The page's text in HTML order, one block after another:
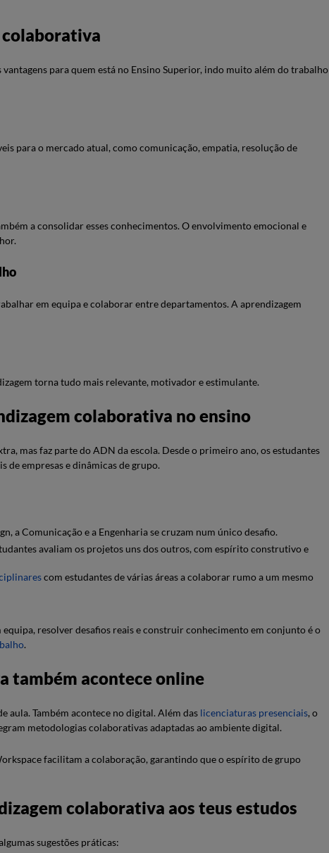
colaborativa
para quem está no Ensino Superior, indo muito além do trabalho
para o mercado atual, como comunicação, empatia, resolução de
a consolidar esses conhecimentos. O envolvimento emocional e
em equipa e colaborar entre departamentos. A aprendizagem
torna tudo mais relevante, motivador e estimulante.
colaborativa no ensino
mas faz parte do ADN da escola. Desde o primeiro ano, os estudantes
de empresas e dinâmicas de grupo.
a Comunicação e a Engenharia se cruzam num único desafio.
avaliam os projetos uns dos outros, com espírito construtivo e
com estudantes de várias áreas a colaborar rumo a um mesmo
resolver desafios reais e construir conhecimento em conjunto é o
.
também acontece online
aula. Também acontece no digital. Além das licenciaturas presenciais, o
metodologias colaborativas adaptadas ao ambiente digital.
facilitam a colaboração, garantindo que o espírito de grupo
colaborativa aos teus estudos
sugestões práticas: